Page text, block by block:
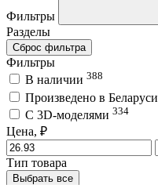
Фильтры
Разделы
Сброс фильтра
Фильтры
В наличии 388
Произведено в Беларуси
C 3D-моделями 334
Цена, ₽
Тип товара
Выбрать все